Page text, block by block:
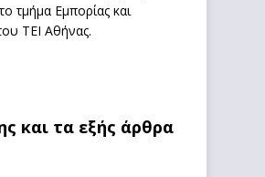
τμήμα Εμπορίας και
ΤΕΙ Αθήνας.
και τα εξής άρθρα